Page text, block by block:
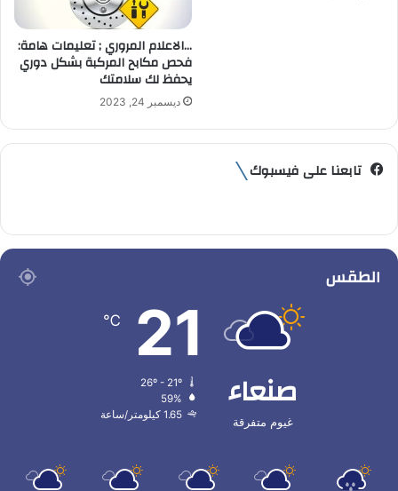
…الاعلام المروري ; تعليمات هامة:
فحص مكابح المركبة بشكل دوري
يحفظ لك سلامتك
ديسمبر 24, 2023
تابعنا على فيسبوك
الطقس
صنعاء
غيوم متفرقة
21
℃
59%
1.65 كيلومتر/ساعة